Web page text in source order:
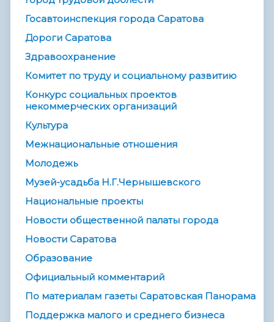
Госавтоинспекция города Саратова
Дороги Саратова
Здравоохранение
Комитет по труду и социальному развитию
Конкурс социальных проектов
некоммерческих организаций
Культура
Межнациональные отношения
Молодежь
Музей-усадьба Н.Г.Чернышевского
Национальные проекты
Новости общественной палаты города
Новости Саратова
Образование
Официальный комментарий
По материалам газеты Саратовская Панорама
Поддержка малого и среднего бизнеса